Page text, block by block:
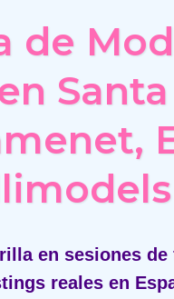
de
en sesiones
reales en